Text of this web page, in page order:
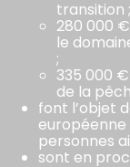
transition ;
280 000
le
;
335 000
de la
font l’objet
personnes
sont en